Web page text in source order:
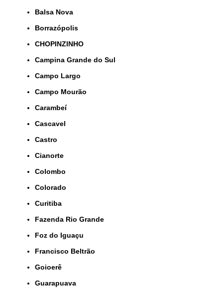
Balsa Nova
Borrazópolis
CHOPINZINHO
Campina Grande do Sul
Campo Largo
Campo Mourão
Carambeí
Cascavel
Castro
Cianorte
Colombo
Colorado
Curitiba
Fazenda Rio Grande
Foz do Iguaçu
Francisco Beltrão
Goioerê
Guarapuava